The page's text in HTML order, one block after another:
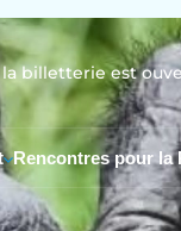
billetterie est
Rencontres pour la